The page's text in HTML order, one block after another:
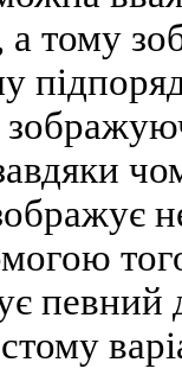
а тому
певний